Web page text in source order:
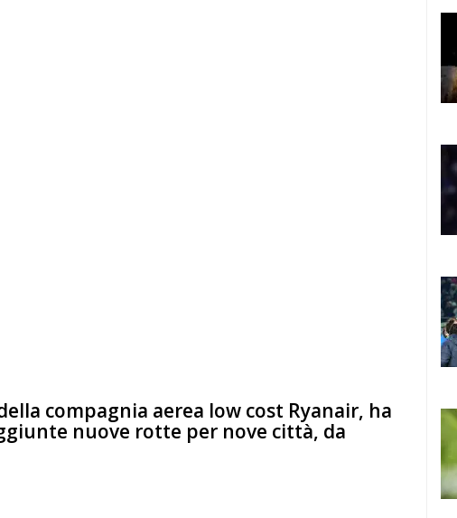
compagnia aerea low cost Ryanair, ha
nuove rotte per nove città, da